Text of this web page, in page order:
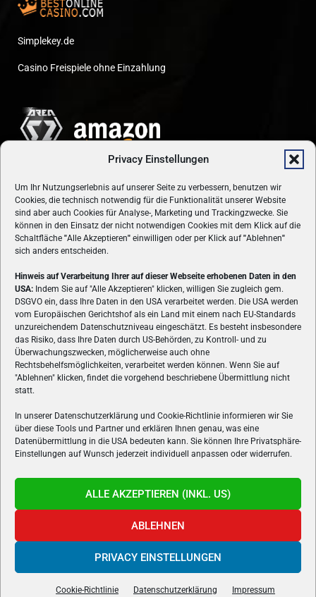
Privacy Einstellungen
Um Ihr Nutzungserlebnis auf unserer Seite zu verbessern, benutzen wir
Cookies, die technisch notwendig für die Funktionalität unserer Website
sind aber auch Cookies für Analyse-, Marketing und Trackingzwecke. Sie
können in den Einsatz der nicht notwendigen Cookies mit dem Klick auf die
Schaltfläche "Alle Akzeptieren" einwilligen oder per Klick auf"Ablehnen"
sich anders entscheiden.
Hinweis auf Verarbeitung Ihrer auf dieser Webseite erhobenen Daten in den
USA: Indem Sie auf "Alle Akzeptieren" klicken, willigen Sie zugleich gem.
DSGVO ein, dass Ihre Daten in den USA verarbeitet werden. Die USA werden
vom Europäischen Gerichtshof als ein Land mit einem nach EU-Standards
unzureichendem Datenschutzniveau eingeschätzt. Es besteht insbesondere
das Risiko, dass Ihre Daten durch US-Behörden, zu Kontroll- und zu
Überwachungszwecken, möglicherweise auch ohne
Rechtsbehelfsmöglichkeiten, verarbeitet werden können. Wenn Sie auf
"Ablehnen" klicken, findet die vorgehend beschriebene Übermittlung nicht
statt.
In unserer Datenschutzerklärung und Cookie-Richtlinie informieren wir Sie
über diese Tools und Partner und erklären Ihnen genau, was eine
Datenübermittlung in die USA bedeuten kann. Sie können Ihre Privatsphäre-
Einstellungen auf Wunsch jederzeit individuell anpassen oder widerrufen.
ALLE AKZEPTIEREN (INKL. US)
ABLEHNEN
PRIVACY EINSTELLUNGEN
Cookie-Richtlinie Datenschutzerklärung Impressum
Simplekey.de
Casino Freispiele ohne Einzahlung
ÜBER UNS
VON GAMERN, FÜR GAMER! Gamers.at ist das älteste Online-
Spielemagazin Österreichs und bringt täglich aktuelle News,
Reviews und Videos zu PC- und Konsolenspielen, Gaming-
Hardware und aus der Welt des e-Sport's.
FOLGE UNS
Gamers.at v6 © 1999-2024 All Rights Reserved -Kontakt|Impressum|
Datenschutzerklärung
- Developed by